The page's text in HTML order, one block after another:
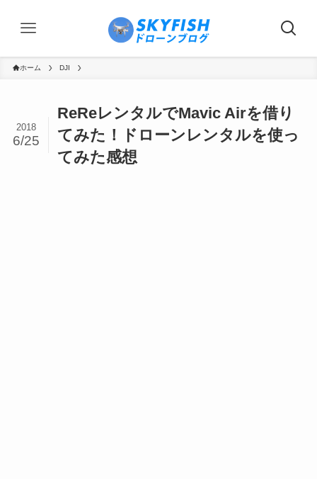
ホーム DJI
ReReレンタルでMavic Airを借り
てみた！ドローンレンタルを使っ
てみた感想
2018
6/25